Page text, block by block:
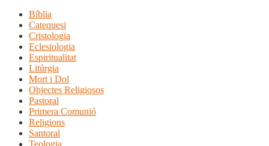
Bíblia
Catequesi
Cristologia
Eclesiologia
Espiritualitat
Litúrgia
Mort i Dol
Objectes Religiosos
Pastoral
Primera Comunió
Religions
Santoral
Teologia